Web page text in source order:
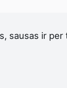
sausas ir per